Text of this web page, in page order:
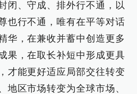
闭、守成、排外行不通，以
也行不通，唯有在平等对话
华，在兼收并蓄中创造更多
果，在取长补短中形成更具
才能更好适应局部交往转变
地区市场转变为全球市场、